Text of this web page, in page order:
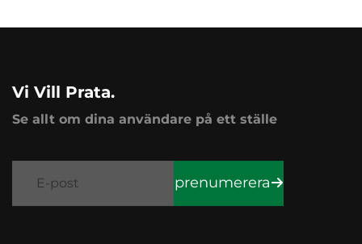
Vi Vill Prata.
Se allt om dina användare på ett ställe
prenumerera